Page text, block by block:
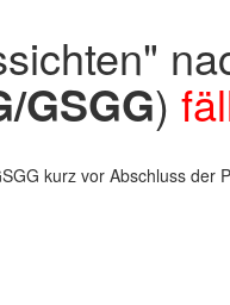
GSGG)
kurz vor Abschluss